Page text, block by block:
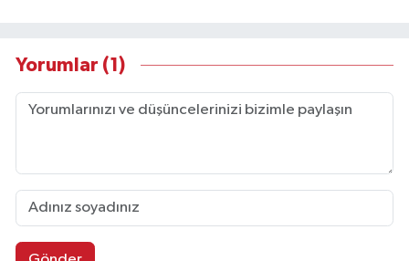
Yorumlar (1)